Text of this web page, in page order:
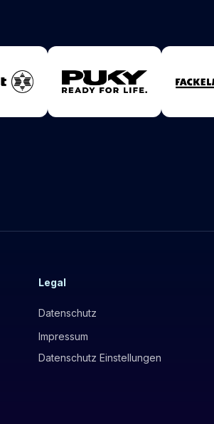
Legal
Datenschutz
Impressum
Datenschutz Einstellungen